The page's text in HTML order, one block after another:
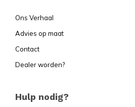
Ons Verhaal
Advies op maat
Contact
Dealer worden?
Hulp nodig?